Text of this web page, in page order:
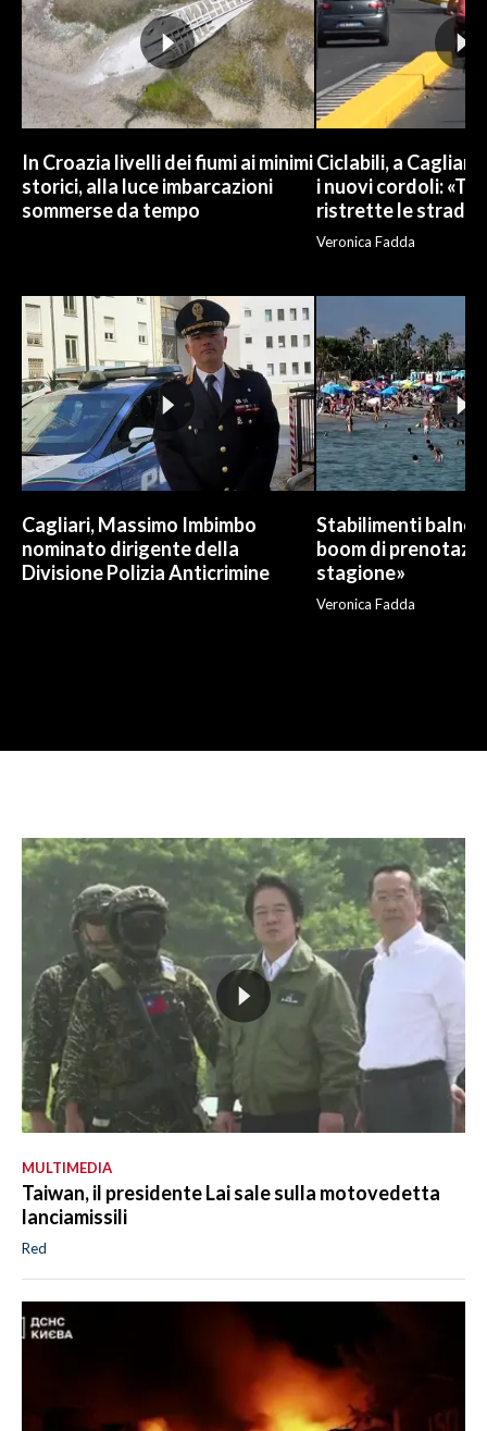
In Croazia livelli dei fiumi ai minimi
storici, alla luce imbarcazioni
sommerse da tempo
Ciclabili, a Cagliari
i nuovi cordoli:
ristrette le strade»
Veronica Fadda
Cagliari, Massimo Imbimbo
nominato dirigente della
Divisione Polizia Anticrimine
Stabilimenti
boom di
stagione»
Veronica Fadda
MULTIMEDIA
Taiwan, il presidente Lai sale sulla motovedetta
lanciamissili
Red